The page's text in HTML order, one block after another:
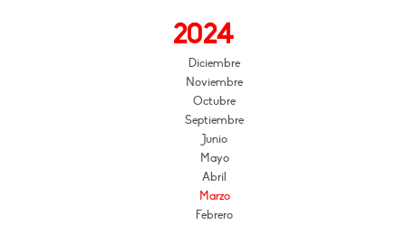
2024
Diciembre
Noviembre
Octubre
Septiembre
Junio
Mayo
Abril
Marzo
Febrero